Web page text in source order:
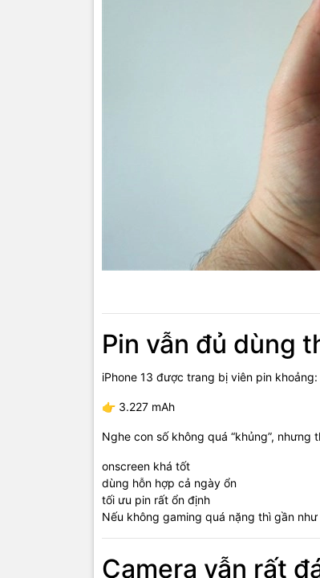
Pin vẫn đủ dùng
iPhone 13 được trang bị viên pin khoảng:
👉 3.227 mAh
Nghe con số không quá “khủng”, nhưng
onscreen khá tốt
dùng hỗn hợp cả ngày ổn
tối ưu pin rất ổn định
Nếu không gaming quá nặng thì gần
Camera vẫn rất